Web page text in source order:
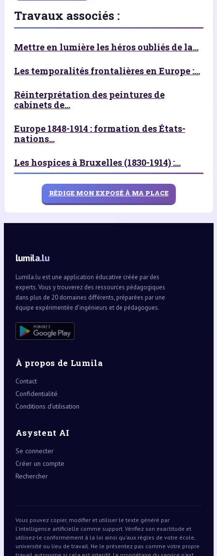
Travaux associés :
Mettre en lumière les héros oubliés de la...
Les temporalités frontalières en Europe :...
Réinterprétation des peintures de
cabinets de...
Europe 1848-1914 : formation des États-
nations...
Les hospices à Bruxelles (1830-1914) :...
RÉDIGE MON EXPOSÉ À MA PLACE
lumila.lu
Lumila.lu est une application éducative créée par des
experts. Vous y trouverez des ressources pédagogiques
dans plus de 20 domaines différents, préparées par une
équipe expérimentée d’ingénieurs et de pédagogues.
À propos de Lumila
Contact
Confidentialité
Conditions d’utilisation
Asystent AI
Se connecter
Créer un compte
Rechercher
Vous pouvez copier, modifier et utiliser le texte généré par
l'intelligence artificielle comme support. Vérifiez son exactitude et
utilisez-le conformément à la loi ainsi qu'aux règles de votre école,
université ou lieu de travail. Ne le présentez pas comme votre propre